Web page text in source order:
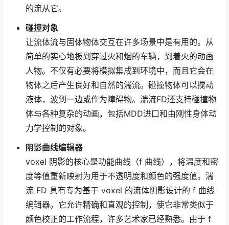
的流从它。
碰撞对象
让流体流与固体物体交互在许多场景中是有用的。从
简单的实心地板到穿过火和烟的车辆，到着火的动画
人物。不仅有必要将模拟集成到环境中，而且它会在
物体之后产生良好和自然的湍流。碰撞物体可以搅动
液体，波到一边或作为障碍物。湍流FD还支持碰撞物
体与各种复杂的动画，包括MDD进口和由刚性身体动
力学控制的对象。
阴影曲线编辑器
voxel 阴影的核心是功能曲线（f 曲线），将温度和密
度等值重新映射为用于不透明度和颜色的强度值。湍
流 FD 具有专为基于 voxel 的流体阴影设计的 f 曲线
编辑器。它允许精确和直观的控制，使它非常类似于
颜色校正的工作流程，许多艺术家已经熟悉。由于 f